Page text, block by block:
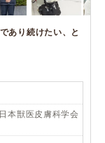
あり続けたい、と
本獣医皮膚科学会